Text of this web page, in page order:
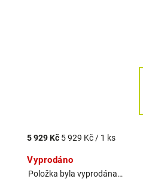
5 929 Kč 5 929 Kč / 1 ks
Vyprodáno
Položka byla vyprodána…